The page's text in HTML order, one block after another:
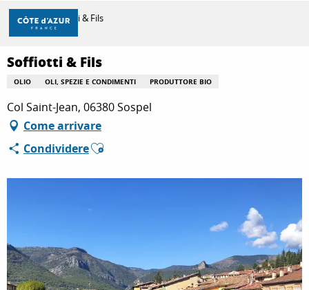
Aller
contenu
principal
SCOPRIRE
PER FARE
SOGGIORNO
Casa Soffiotti & Fils
Soffiotti & Fils
OLIO OLI, SPEZIE E CONDIMENTI PRODUTTORE BIO
Col Saint-Jean, 06380 Sospel
Come arrivare
CondividereAjouter aux favoris